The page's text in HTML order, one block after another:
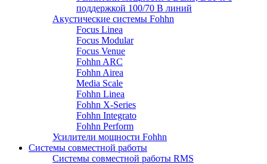
поддержкой 100/70 В линий
Акустические системы Fohhn
Focus Linea
Focus Modular
Focus Venue
Fohhn ARC
Fohhn Airea
Media Scale
Fohhn Linea
Fohhn X-Series
Fohhn Integrato
Fohhn Perform
Усилители мощности Fohhn
Системы совместной работы
Системы совместной работы RMS